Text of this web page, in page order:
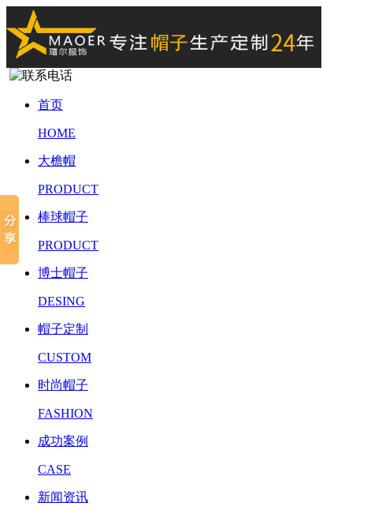
首页
HOME
大檐帽
PRODUCT
棒球帽子
PRODUCT
博士帽子
DESING
帽子定制
CUSTOM
时尚帽子
FASHION
成功案例
CASE
新闻资讯